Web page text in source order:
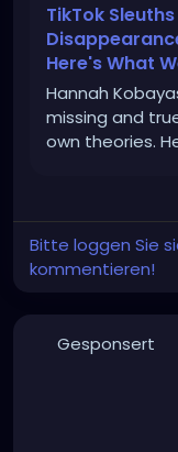
TikTok
Here's What
Hannah
missing and
own theories.
Bitte loggen Sie
kommentieren!
Gesponsert